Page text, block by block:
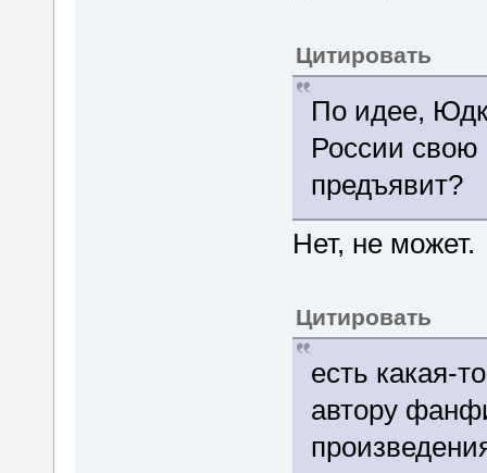
Цитировать
По идее,
России свою
предъявит?
Нет, не может.
Цитировать
есть какая-
автору